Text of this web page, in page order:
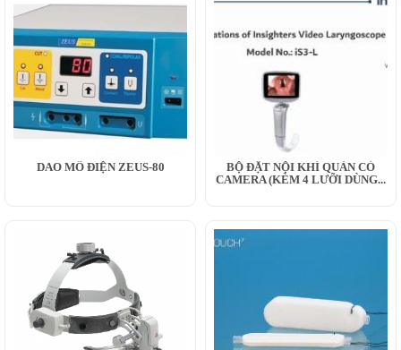
DAO MỔ ĐIỆN ZEUS-80
BỘ ĐẶT NỘI KHÍ QUẢN CÓ
CAMERA (KÈM 4 LƯỠI DÙNG...